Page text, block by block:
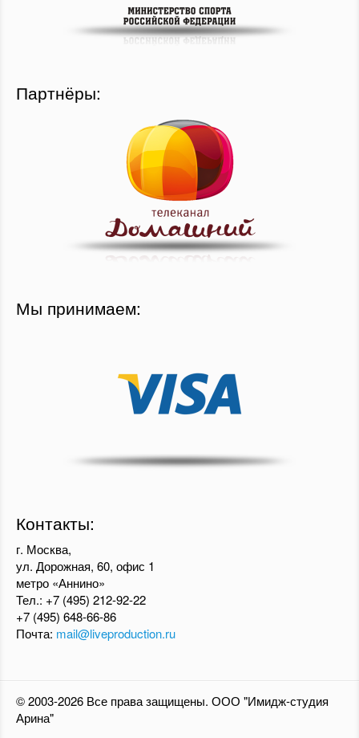
Партнёры:
Мы принимаем:
Контакты:
г. Москва,
ул. Дорожная, 60, офис 1
метро «Аннино»
Тел.: +7 (495) 212-92-22
+7 (495) 648-66-86
Почта: mail@liveproduction.ru
© 2003-2026 Все права защищены. ООО "Имидж-студия
Арина"